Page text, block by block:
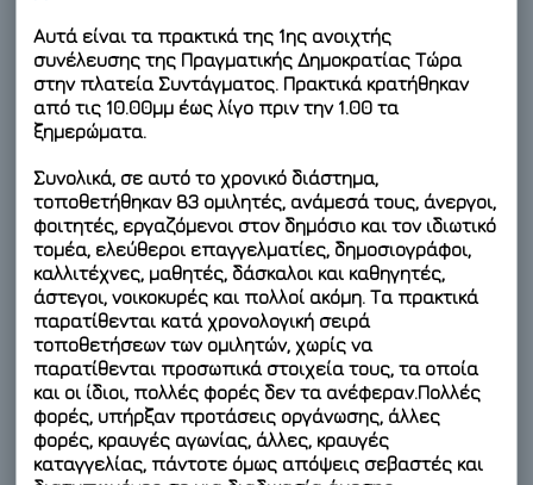
Αυτά είναι τα πρακτικά της 1ης ανοιχτής
συνέλευσης της Πραγματικής Δημοκρατίας Τώρα
στην πλατεία Συντάγματος. Πρακτικά κρατήθηκαν
από τις 10.00μμ έως λίγο πριν την 1.00 τα
ξημερώματα.
Συνολικά, σε αυτό το χρονικό διάστημα,
τοποθετήθηκαν 83 ομιλητές, ανάμεσά τους, άνεργοι,
φοιτητές, εργαζόμενοι στον δημόσιο και τον ιδιωτικό
τομέα, ελεύθεροι επαγγελματίες, δημοσιογράφοι,
καλλιτέχνες, μαθητές, δάσκαλοι και καθηγητές,
άστεγοι, νοικοκυρές και πολλοί ακόμη. Τα πρακτικά
παρατίθενται κατά χρονολογική σειρά
τοποθετήσεων των ομιλητών, χωρίς να
παρατίθενται προσωπικά στοιχεία τους, τα οποία
και οι ίδιοι, πολλές φορές δεν τα ανέφεραν.Πολλές
φορές, υπήρξαν προτάσεις οργάνωσης, άλλες
φορές, κραυγές αγωνίας, άλλες, κραυγές
καταγγελίας, πάντοτε όμως απόψεις σεβαστές και